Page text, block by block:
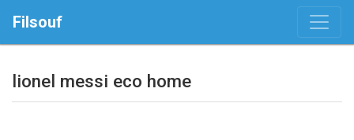
Filsouf
lionel messi eco home